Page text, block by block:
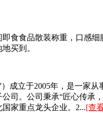
即食食品散装称重，口感
买到。
成立于2005年，是一家
司。公司秉承“匠心传
家重点龙头企业。2...[查